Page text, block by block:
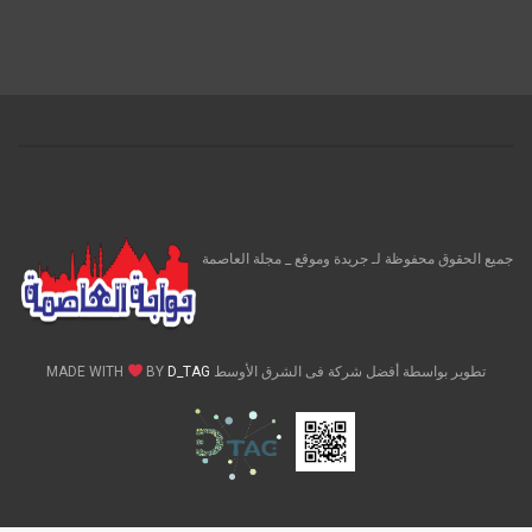
جميع الحقوق محفوظة لـ جريدة وموقع _ مجلة العاصمة
تطوير بواسطة أفضل شركة فى الشرق الأوسط MADE WITH BY D_TAG